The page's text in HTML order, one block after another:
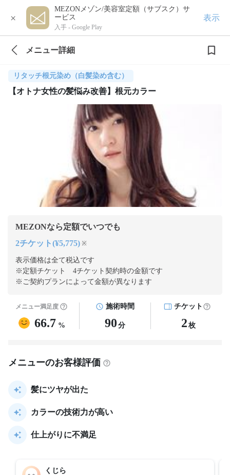
×
MEZONメゾン/美容室定額（サブスク）サ
ービス
入手 - Google Play
表示
メニュー詳細
リタッチ根元染め（白髪染め含む）
【オトナ女性の髪悩み改善】根元カラー
MEZONなら定額でいつでも
2チケット(¥5,775) ※
表示価格は全て税込です
※定額チケット 4チケット契約時の金額です
※ご契約プランによって金額が異なります
メニュー満足度
66.7 %
施術時間
90 分
チケット
2 枚
メニューのお客様評価
髪にツヤが出た
カラーの技術力が高い
仕上がりに不満足
くじら